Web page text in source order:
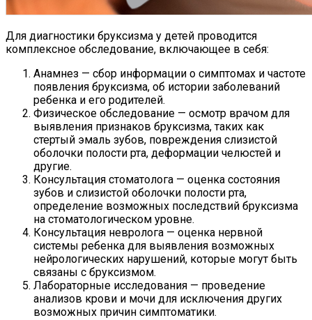
Для диагностики бруксизма у детей проводится
комплексное обследование, включающее в себя:
Анамнез — сбор информации о симптомах и частоте
появления бруксизма, об истории заболеваний
ребенка и его родителей.
Физическое обследование — осмотр врачом для
выявления признаков бруксизма, таких как
стертый эмаль зубов, повреждения слизистой
оболочки полости рта, деформации челюстей и
другие.
Консультация стоматолога — оценка состояния
зубов и слизистой оболочки полости рта,
определение возможных последствий бруксизма
на стоматологическом уровне.
Консультация невролога — оценка нервной
системы ребенка для выявления возможных
нейрологических нарушений, которые могут быть
связаны с бруксизмом.
Лабораторные исследования — проведение
анализов крови и мочи для исключения других
возможных причин симптоматики.